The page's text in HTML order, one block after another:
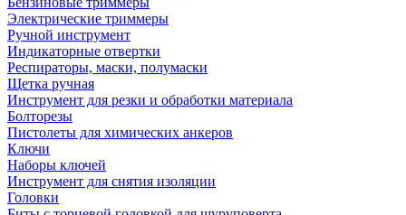
Электрические триммеры
Ручной инструмент
Индикаторные отвертки
Респираторы, маски, полумаски
Щетка ручная
Инструмент для резки и обработки материала
Болторезы
Пистолеты для химических анкеров
Ключи
Наборы ключей
Инструмент для снятия изоляции
Головки